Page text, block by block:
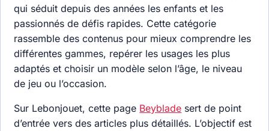
qui séduit depuis des années les enfants et les
passionnés de défis rapides. Cette catégorie
rassemble des contenus pour mieux comprendre les
différentes gammes, repérer les usages les plus
adaptés et choisir un modèle selon l’âge, le niveau
de jeu ou l’occasion.
Sur Lebonjouet, cette page Beyblade sert de point
d’entrée vers des articles plus détaillés. L’objectif est